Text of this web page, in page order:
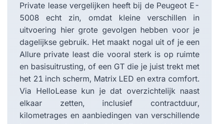
Private lease vergelijken heeft bij de Peugeot E-
5008 echt zin, omdat kleine verschillen in
uitvoering hier grote gevolgen hebben voor je
dagelijkse gebruik. Het maakt nogal uit of je een
Allure private least die vooral sterk is op ruimte
en basisuitrusting, of een GT die je juist trekt met
het 21 inch scherm, Matrix LED en extra comfort.
Via HelloLease kun je dat overzichtelijk naast
elkaar zetten, inclusief contractduur,
kilometrages en aanbiedingen van verschillende